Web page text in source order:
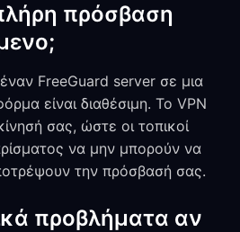
πρόσβαση
FreeGuard server σε μια
είναι διαθέσιμη. Το VPN
σας, ώστε οι τοπικοί
να μην μπορούν να
την πρόσβασή σας.
προβλήματα αν